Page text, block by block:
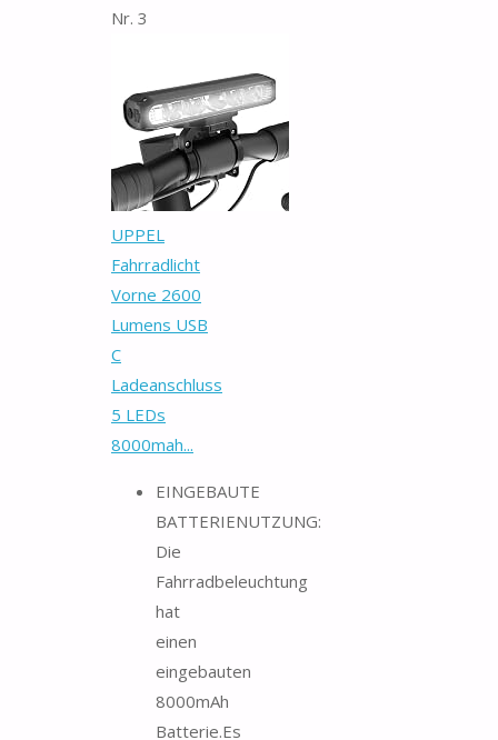
Nr. 3
UPPEL
Fahrradlicht
Vorne 2600
Lumens USB
C
Ladeanschluss
5 LEDs
8000mah...
EINGEBAUTE
BATTERIENUTZUNG:
Die
Fahrradbeleuchtung
hat
einen
eingebauten
8000mAh
Batterie.Es